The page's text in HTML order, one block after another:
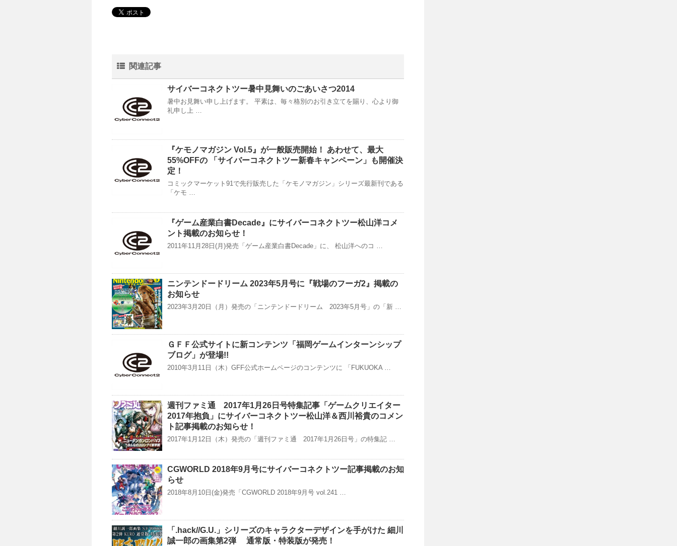
関連記事
サイバーコネクトツー暑中見舞いのごあいさつ2014
暑中お見舞い申し上げます。 平素は、毎々格別のお引き立てを賜り、心より御
礼申し上 …
『ケモノマガジン Vol.5』が一般販売開始！ あわせて、最大
55%OFFの 「サイバーコネクトツー新春キャンペーン」も開催決
定！
コミックマーケット91で先行販売した「ケモノマガジン」シリーズ最新刊である
「ケモ …
『ゲーム産業白書Decade』にサイバーコネクトツー松山洋コメ
ント掲載のお知らせ！
2011年11月28日(月)発売「ゲーム産業白書Decade」に、 松山洋へのコ …
ニンテンドードリーム 2023年5月号に『戦場のフーガ2』掲載の
お知らせ
2023年3月20日（月）発売の「ニンテンドードリーム 2023年5月号」の「新 …
ＧＦＦ公式サイトに新コンテンツ「福岡ゲームインターンシップ
ブログ」が登場!!
2010年3月11日（木）GFF公式ホームページのコンテンツに 「FUKUOKA …
週刊ファミ通 2017年1月26日号特集記事「ゲームクリエイター
2017年抱負」にサイバーコネクトツー松山洋＆西川裕貴のコメン
ト記事掲載のお知らせ！
2017年1月12日（木）発売の「週刊ファミ通 2017年1月26日号」の特集記 …
CGWORLD 2018年9月号にサイバーコネクトツー記事掲載のお知
らせ
2018年8月10日(金)発売「CGWORLD 2018年9月号 vol.241 …
「.hack//G.U.」シリーズのキャラクターデザインを手がけた 細川
誠一郎の画集第2弾 通常版・特装版が発売！